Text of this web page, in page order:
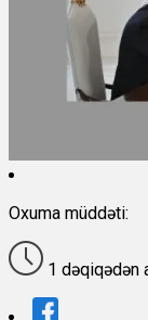
Oxuma müddəti:
1 dəqiqədən